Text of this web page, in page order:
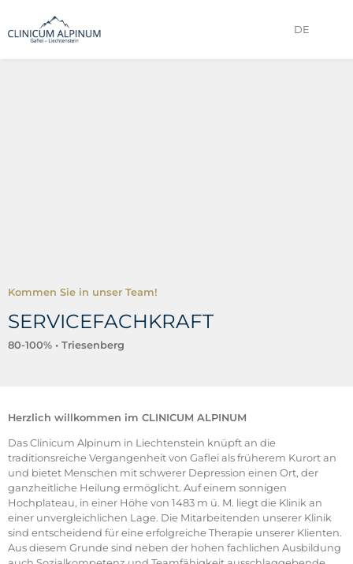
DE
Kommen Sie in unser Team!
SERVICEFACHKRAFT
80-100% • Triesenberg
Herzlich willkommen im CLINICUM ALPINUM
Das Clinicum Alpinum in Liechtenstein knüpft an die
traditionsreiche Vergangenheit von Gaflei als früherem Kurort an
und bietet Menschen mit schwerer Depression einen Ort, der
ganzheitliche Heilung ermöglicht. Auf einem sonnigen
Hochplateau, in einer Höhe von 1483 m ü. M. liegt die Klinik an
einer unvergleichlichen Lage. Die Mitarbeitenden unserer Klinik
sind entscheidend für eine erfolgreiche Therapie unserer Klienten.
Aus diesem Grunde sind neben der hohen fachlichen Ausbildung